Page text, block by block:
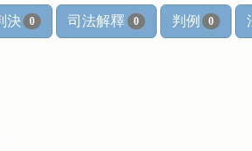
決 0 司法解釋 0 判例 0